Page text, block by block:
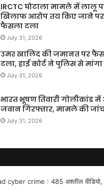
IRCTC घोटाला मामले में लालू
खिलाफ आरोप तय किए जाने
फैसला टला
July 31, 2026
उमर खालिद की जमानत पर
टला, हाई कोर्ट ने पुलिस से
July 31, 2026
भारत भूषण तिवारी गोलीकांड में
जवान गिरफ्तार, मामले की
July 31, 2026